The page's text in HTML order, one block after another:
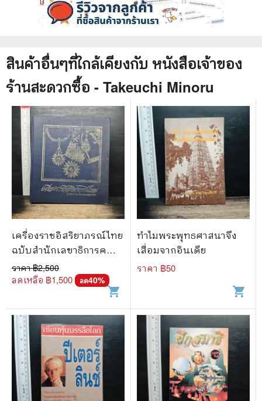
สินค้าอื่นๆที่ใกล้เคียงกับ หนังสือเจ้าของ
ร้านสะดวกซื้อ - Takeuchi Minoru
เครื่องราชอิสริยาภรณ์ไทย
ฉบับสำนักเลขาธิการคณะ
รัฐมนตรี พ.ศ.2523
ราคา ฿2,500
ลดเหลือ ฿1,500 ลด40%
shopping_cart
ทำไมพระพุทธศาสนาจึง
เสื่อมจากอินเดีย
ราคา ฿50
shopping_cart